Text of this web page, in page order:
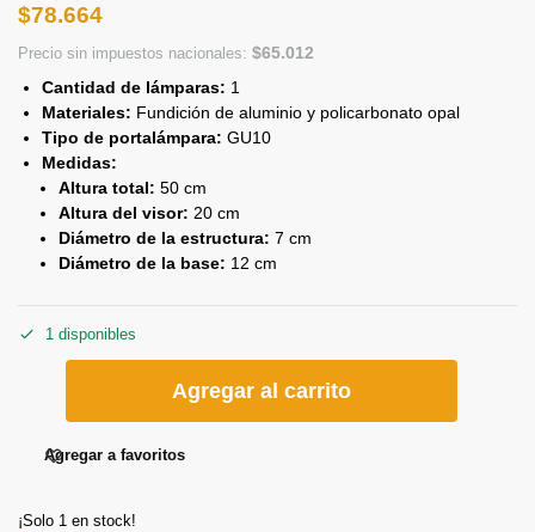
$78.664
Precio sin impuestos nacionales: $65.012
Cantidad de lámparas: 1
Materiales: Fundición de aluminio y policarbonato opal
Tipo de portalámpara: GU10
Medidas:
Altura total: 50 cm
Altura del visor: 20 cm
Diámetro de la estructura: 7 cm
Diámetro de la base: 12 cm
1 disponibles
Agregar al carrito
Agregar a favoritos
¡Solo 1 en stock!